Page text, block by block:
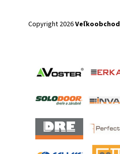
Copyright 2026Veľkoobchod